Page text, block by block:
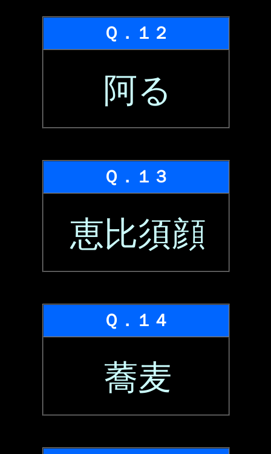
Ｑ．１２
阿る
Ｑ．１３
恵比須顔
Ｑ．１４
蕎麦